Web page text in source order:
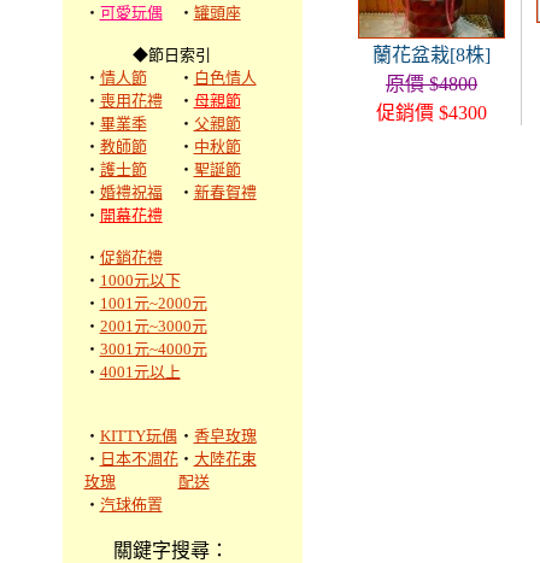
‧ 可愛玩偶 ‧ 罐頭座
◆節日索引
‧ 情人節 ‧ 白色情人
‧ 喪用花禮 ‧ 母親節
‧ 畢業季 ‧ 父親節
‧ 教師節 ‧ 中秋節
‧ 護士節 ‧ 聖誕節
‧ 婚禮祝福 ‧ 新春賀禮
‧ 開幕花禮
‧ 促銷花禮
‧ 1000元以下
‧ 1001元~2000元
‧ 2001元~3000元
‧ 3001元~4000元
‧ 4001元以上
‧ KITTY玩偶 ‧ 香皂玫瑰
‧ 日本不凋花
玫瑰
‧ 大陸花束
配送
‧ 汽球佈置
關鍵字搜尋：
蘭花盆栽[8株]
原價 $4800
促銷價 $4300